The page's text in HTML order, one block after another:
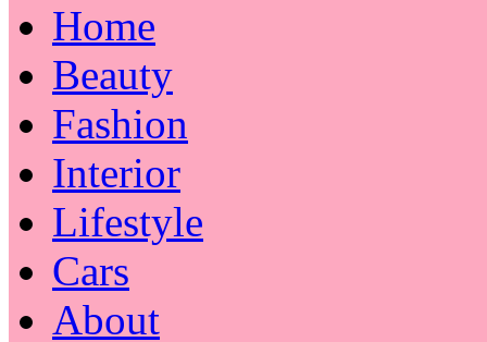
Home
Beauty
Fashion
Interior
Lifestyle
Cars
About